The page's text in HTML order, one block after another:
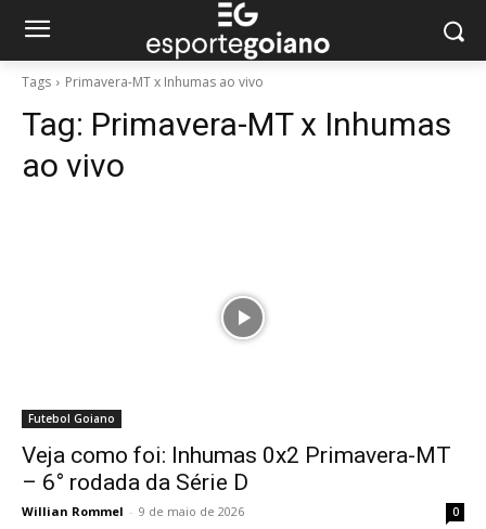
Tags Primavera-MT x Inhumas ao vivo
Tag: Primavera-MT x Inhumas
ao vivo
Futebol Goiano
Veja como foi: Inhumas 0x2 Primavera-MT
– 6° rodada da Série D
Willian Rommel - 9 de maio de 2026 0